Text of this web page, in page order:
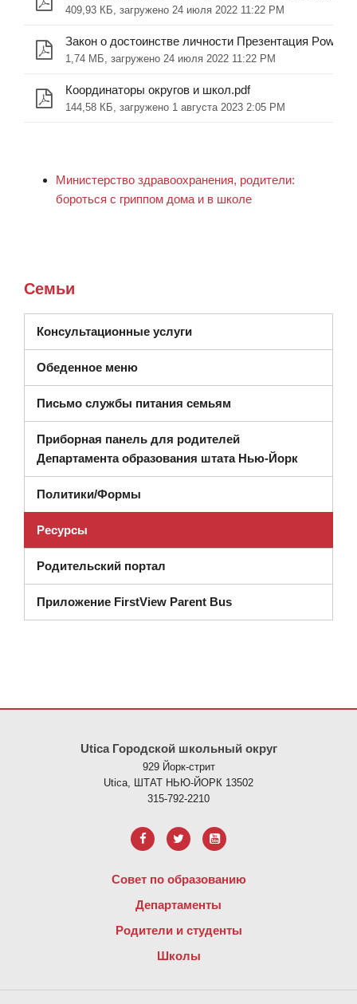
409,93 КБ, загружено 24 июля 2022 11:22 PM
Закон о достоинстве личности Презентация
1,74 МБ, загружено 24 июля 2022 11:22 PM
Координаторы округов и школ.pdf
144,58 КБ, загружено 1 августа 2023 2:05 PM
Министерство здравоохранения, родители:
бороться с гриппом дома и в школе
Семьи
Консультационные услуги(открывается в новом окне)
Обеденное меню
Письмо службы питания семьям
Приборная панель для родителей
Департамента образования штата Нью-Йорк
Политики/Формы
Ресурсы
Родительский портал
Приложение FirstView Parent Bus
Utica Городской школьный округ
929 Йорк-стрит
Utica, ШТАТ НЬЮ-ЙОРК 13502
315-792-2210
Совет по образованию
Департаменты
Родители и студенты
Школы